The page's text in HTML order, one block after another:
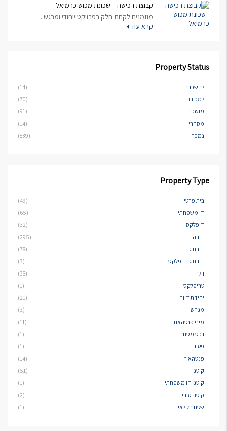
קבוצת רכישה – שכונת מכוש כרמיאל
מוזמנים לקחת חלק בפרויקט ייחודי ומרגש...
קרא עוד
Property Status
להשכרה
(14)
למכירה
(70)
מושכר
(91)
מסחרי
(14)
נמכר
(839)
Property Type
בית פרטי
(49)
דו משפחתי
(65)
דופלקס
(32)
דירה
(295)
דירת גן
(78)
דירת גן דופלקס
(3)
וילה
(38)
טריפלקס
(1)
יחידת דיור
(21)
מגרש
(3)
מיני פנטהאוז
(11)
נכס מסחרי
(1)
פטיו
(1)
פנטהאוז
(14)
קוטג'
(51)
קוטג' דו משפחתי
(1)
קוטג' טורי
(2)
שטח חקלאי
(1)